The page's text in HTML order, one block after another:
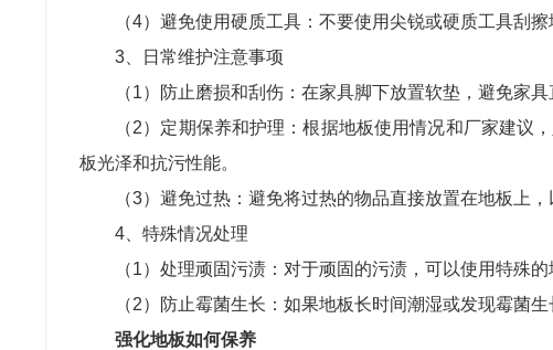
（4）避免使用硬质工具：不要使用尖锐或硬质工具刮
3、日常维护注意事项
（1）防止磨损和刮伤：在家具脚下放置软垫，避免家
（2）定期保养和护理：根据地板使用情况和厂家建议
板光泽和抗污性能。
（3）避免过热：避免将过热的物品直接放置在地板上
4、特殊情况处理
（1）处理顽固污渍：对于顽固的污渍，可以使用特殊
（2）防止霉菌生长：如果地板长时间潮湿或发现霉菌
强化地板如何保养